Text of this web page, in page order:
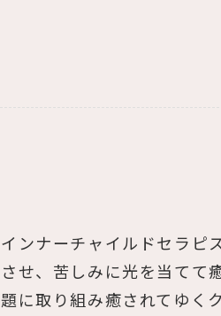
インナーチャイルドセラピ
させ、苦しみに光を当てて
題に取り組み癒されてゆく